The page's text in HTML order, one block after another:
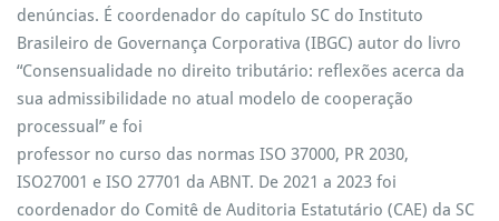
denúncias. É coordenador do capítulo SC do Instituto
Brasileiro de Governança Corporativa (IBGC) autor do livro
“Consensualidade no direito tributário: reflexões acerca da
sua admissibilidade no atual modelo de cooperação
processual” e foi
professor no curso das normas ISO 37000, PR 2030,
ISO27001 e ISO 27701 da ABNT. De 2021 a 2023 foi
coordenador do Comitê de Auditoria Estatutário (CAE) da SC